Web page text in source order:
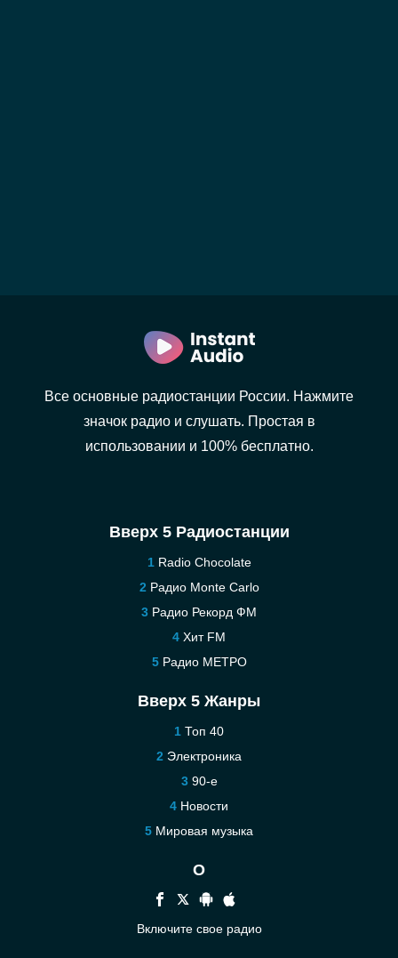
Все основные радиостанции России. Нажмите
значок радио и слушать. Простая в
использовании и 100% бесплатно.
Вверх 5 Радиостанции
Radio Chocolate
Радио Monte Carlo
Радио Рекорд ФМ
Хит FM
Радио МЕТРО
Вверх 5 Жанры
Топ 40
Электроника
90-е
Новости
Мировая музыка
О
Включите свое радио